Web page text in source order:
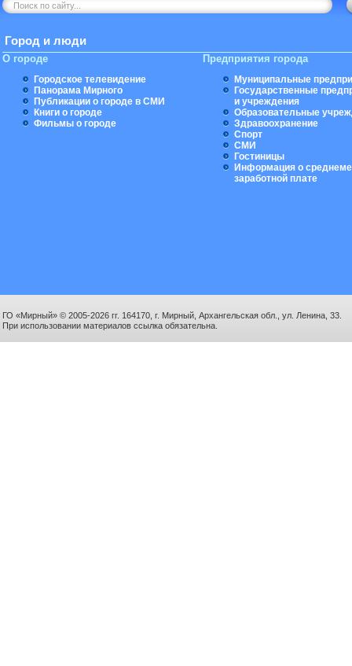
Город и люди
О городе
Городское телевидение
Панорама Мирного
Публикации о городе в СМИ
Книги о городе
Фильмы о городе
Предприятия города
Муниципальные
Государственные
и учреждения
Образовательные
Здравоохранение
Спорт
СМИ
Гостиницы
Информация о
заработной плате
ГО «Мирный» © 2005-2026 гг. 164170, г. Мирный, Архангельская обл., ул. Ленина, 33.
При использовании материалов ссылка обязательна.